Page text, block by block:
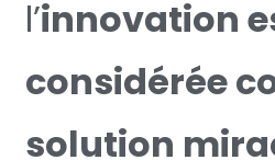
l’innovation
considérée
solution